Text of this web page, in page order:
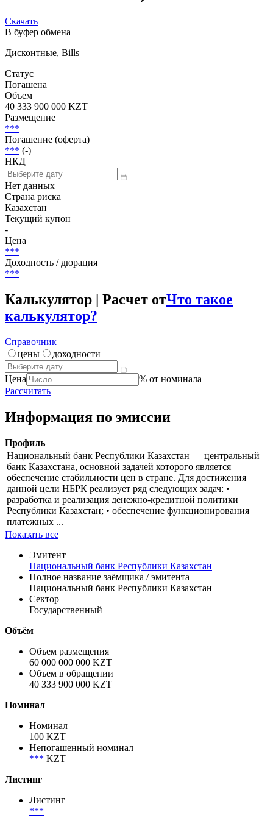
KZW100000584)
В буфер обмена
Дисконтные, Bills
Статус
Погашена
Объем
40 333 900 000 KZT
Размещение
***
Погашение (оферта)
*** (-)
НКД
Страна риска
Казахстан
Текущий купон
-
***
Доходность / дюрация
***
Калькулятор | Расчет от
калькулятор?
Справочник
цены
Цена
% от номинала
Информация по эмиссии
Профиль
Национальный банк Республики Казахстан — центральный
банк Казахстана, основной задачей которого является
обеспечение стабильности цен в стране. Для достижения
данной цели НБРК реализует ряд следующих задач: •
разработка и реализация денежно-кредитной политики
Республики Казахстан; • обеспечение функционирования
платежных ...
Показать все
Эмитент
Национальный банк Республики Казахстан
Полное название заёмщика / эмитента
Национальный банк Республики Казахстан
Государственный
Объём
60 000 000 000 KZT
40 333 900 000 KZT
Номинал
100 KZT
***KZT